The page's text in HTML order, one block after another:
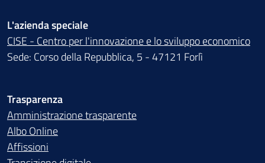
L'azienda speciale
CISE - Centro per l'innovazione e lo sviluppo economico
Sede: Corso della Repubblica, 5 - 47121 Forlì
Trasparenza
Amministrazione trasparente
Albo Online
Affissioni